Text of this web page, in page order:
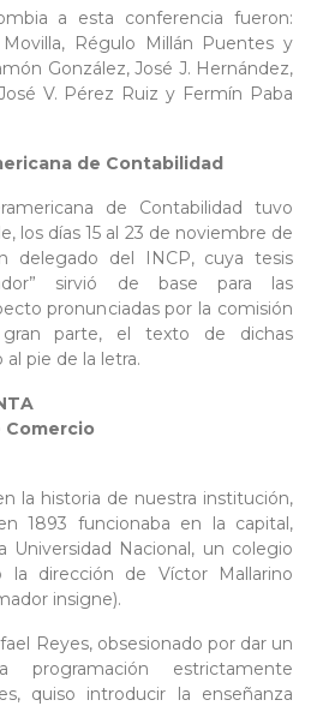
a esta conferencia fueron:
Régulo Millán Puentes y
González, José J. Hernández,
V. Pérez Ruiz y Fermín Paba
de Contabilidad
de Contabilidad tuvo
los días 15 al 23 de noviembre de
delegado del INCP, cuya tesis
sirvió de base para las
pronunciadas por la comisión
parte, el texto de dichas
pie de la letra.
Comercio
la historia de nuestra institución,
1893 funcionaba en la capital,
Universidad Nacional, un colegio
la dirección de Víctor Mallarino
insigne).
Reyes, obsesionado por dar un
estrictamente
quiso introducir la enseñanza